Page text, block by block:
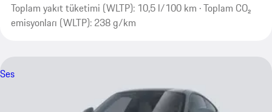
Toplam yakıt tüketimi (WLTP): 10,5 l/100 km · Toplam CO₂
emisyonları (WLTP): 238 g/km
Ses